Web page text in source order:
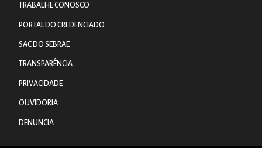
TRABALHE CONOSCO
PORTAL DO CREDENCIADO
SAC DO SEBRAE
TRANSPARÊNCIA
PRIVACIDADE
OUVIDORIA
DENUNCIA